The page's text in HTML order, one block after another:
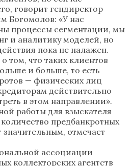
говорит гендиректор
Богомолов: «У нас
процессы сегментации, мы
и аналитику моделей, но
пока не налажен.
том, что таких клиентов
и больше, то есть
— физических лиц
действительно
в этом направлении».
работы для взыскателя
предбанкротных
отмечает
ассоциации
коллекторских агентств